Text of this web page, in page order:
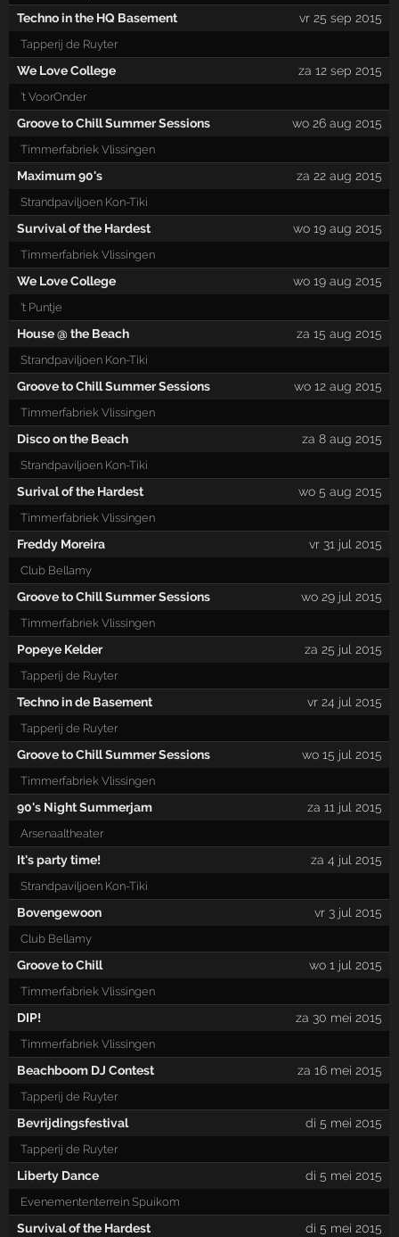
Techno in the HQ Basement vr 25 sep 2015
Tapperij de Ruyter
We Love College za 12 sep 2015
't VoorOnder
Groove to Chill Summer Sessions wo 26 aug 2015
Timmerfabriek Vlissingen
Maximum 90's za 22 aug 2015
Strandpaviljoen Kon-Tiki
Survival of the Hardest wo 19 aug 2015
Timmerfabriek Vlissingen
We Love College wo 19 aug 2015
't Puntje
House @ the Beach za 15 aug 2015
Strandpaviljoen Kon-Tiki
Groove to Chill Summer Sessions wo 12 aug 2015
Timmerfabriek Vlissingen
Disco on the Beach za 8 aug 2015
Strandpaviljoen Kon-Tiki
Surival of the Hardest wo 5 aug 2015
Timmerfabriek Vlissingen
Freddy Moreira vr 31 jul 2015
Club Bellamy
Groove to Chill Summer Sessions wo 29 jul 2015
Timmerfabriek Vlissingen
Popeye Kelder za 25 jul 2015
Tapperij de Ruyter
Techno in de Basement vr 24 jul 2015
Tapperij de Ruyter
Groove to Chill Summer Sessions wo 15 jul 2015
Timmerfabriek Vlissingen
90's Night Summerjam za 11 jul 2015
Arsenaaltheater
It's party time! za 4 jul 2015
Strandpaviljoen Kon-Tiki
Bovengewoon vr 3 jul 2015
Club Bellamy
Groove to Chill wo 1 jul 2015
Timmerfabriek Vlissingen
DIP! za 30 mei 2015
Timmerfabriek Vlissingen
Beachboom DJ Contest za 16 mei 2015
Tapperij de Ruyter
Bevrijdingsfestival di 5 mei 2015
Tapperij de Ruyter
Liberty Dance di 5 mei 2015
Evenemententerrein Spuikom
Survival of the Hardest di 5 mei 2015